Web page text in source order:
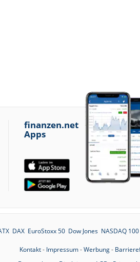
finanzen.net
Apps
DAX EuroStoxx 50 Dow Jones NASDAQ 100
Kontakt- Impressum-Werbung-